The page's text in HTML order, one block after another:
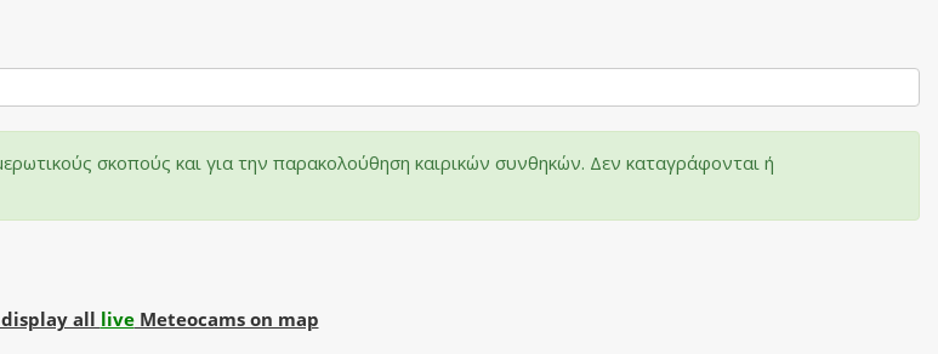
σκοπούς και για την παρακολούθηση καιρικών συνθηκών. Δεν καταγράφονται ή